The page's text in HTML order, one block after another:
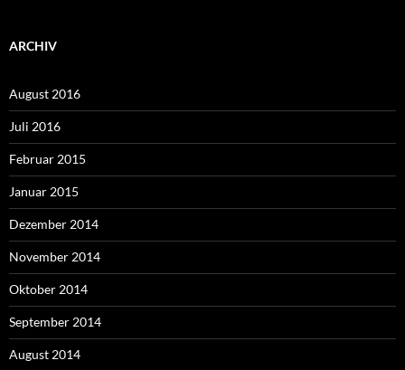
ARCHIV
August 2016
Juli 2016
Februar 2015
Januar 2015
Dezember 2014
November 2014
Oktober 2014
September 2014
August 2014